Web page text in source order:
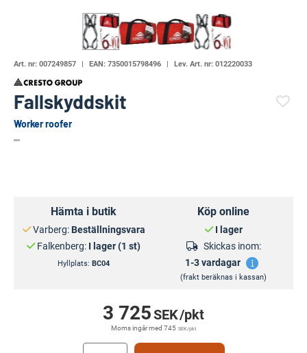
Art. nr: 007249857 EAN: 7350015798496 Lev. Art. nr: 012220033
Fallskyddskit
Worker roofer
Hämta i butik
Varberg: Beställningsvara
Falkenberg: I lager (1 st)
Hyllplats: BC04
Köp online
I lager
Skickas inom:
1-3 vardagar
(frakt beräknas i kassan)
3 725SEK/pkt
Moms ingår med 745 SEK/pkt